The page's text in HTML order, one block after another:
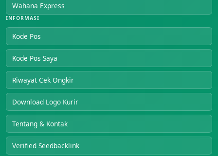
Wahana Express
INFORMASI
Kode Pos
Kode Pos Saya
Riwayat Cek Ongkir
Download Logo Kurir
Tentang & Kontak
Verified Seedbacklink